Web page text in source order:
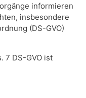
informieren
insbesondere
(DS-GVO)
7 DS-GVO ist